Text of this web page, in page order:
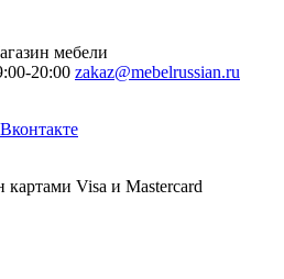
20:00 zakaz@mebelrussian.ru